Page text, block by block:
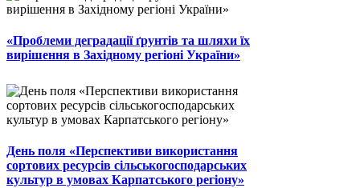
«Проблеми деградації ґрунтів та шляхи їх
вирішення в Західному регіоні України»
День поля «Перспективи використання
сортових ресурсів сільськогосподарських
культур в умовах Карпатського регіону»